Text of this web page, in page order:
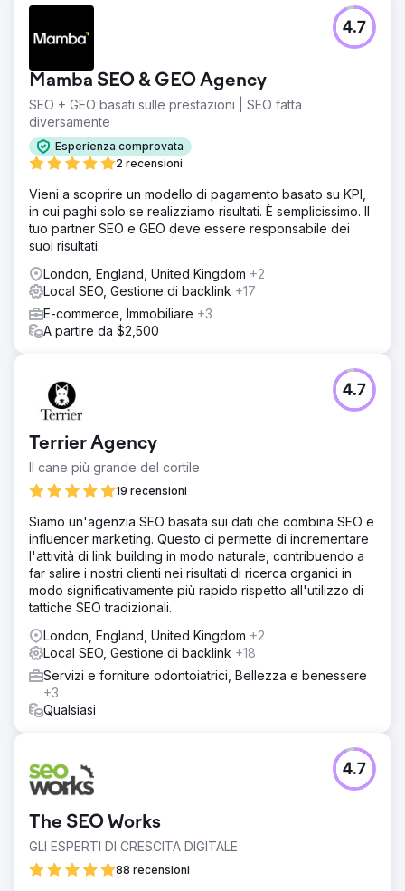
Mamba SEO & GEO Agency
SEO + GEO basati sulle prestazioni | SEO fatta
diversamente
Esperienza comprovata
2 recensioni
4.7
Vieni a scoprire un modello di pagamento basato su KPI,
in cui paghi solo se realizziamo risultati. È semplicissimo. Il
tuo partner SEO e GEO deve essere responsabile dei
suoi risultati.
London, England, United Kingdom +2
Local SEO, Gestione di backlink +17
E-commerce, Immobiliare +3
A partire da $2,500
Terrier Agency
Il cane più grande del cortile
19 recensioni
4.7
Siamo un'agenzia SEO basata sui dati che combina SEO e
influencer marketing. Questo ci permette di incrementare
l'attività di link building in modo naturale, contribuendo a
far salire i nostri clienti nei risultati di ricerca organici in
modo significativamente più rapido rispetto all'utilizzo di
tattiche SEO tradizionali.
London, England, United Kingdom +2
Local SEO, Gestione di backlink +18
Servizi e forniture odontoiatrici, Bellezza e benessere
+3
Qualsiasi
The SEO Works
GLI ESPERTI DI CRESCITA DIGITALE
88 recensioni
4.7